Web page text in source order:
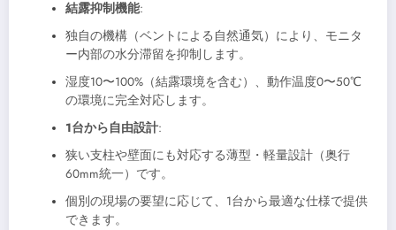
結露抑制機能:
独自の機構（ベントによる自然通気）により、モニタ
ー内部の水分滞留を抑制します。
湿度10〜100%（結露環境を含む）、動作温度0〜50℃
の環境に完全対応します。
1台から自由設計:
狭い支柱や壁面にも対応する薄型・軽量設計（奥行
60mm統一）です。
個別の現場の要望に応じて、1台から最適な仕様で提供
できます。